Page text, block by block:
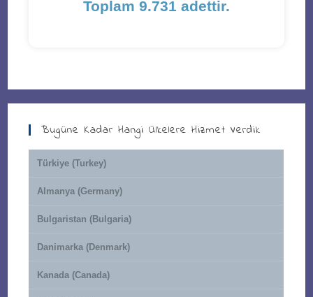
Toplam 9.731 adettir.
Bugüne Kadar Hangi Ülkelere Hizmet Verdik
Türkiye (Turkey)
Almanya (Germany)
Bulgaristan (Bulgaria)
Danimarka (Denmark)
Kanada (Canada)